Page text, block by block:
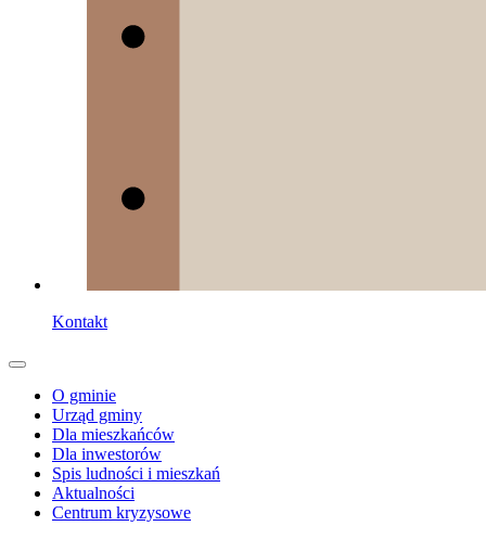
Kontakt
O gminie
Urząd gminy
Dla mieszkańców
Dla inwestorów
Spis ludności i mieszkań
Aktualności
Centrum kryzysowe